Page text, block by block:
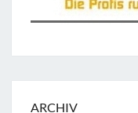
ARCHIV